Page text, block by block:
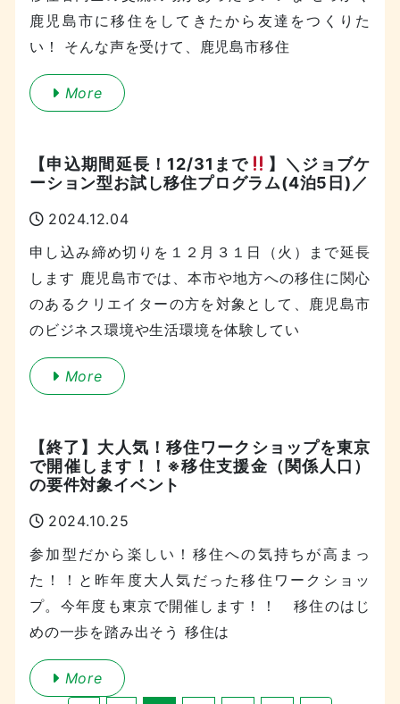
鹿児島市に移住をしてきたから友達をつくりた
い！ そんな声を受けて、鹿児島市移住
More
【申込期間延長！12/31まで
】＼ジョブケ
ーション型お試し移住プログラム(4泊5日)／
2024.12.04
申し込み締め切りを１２月３１日（火）まで延長
します 鹿児島市では、本市や地方への移住に関心
のあるクリエイターの方を対象として、鹿児島市
のビジネス環境や生活環境を体験してい
More
【終了】大人気！移住ワークショップを東京
で開催します！！※移住支援金（関係人口）
の要件対象イベント
2024.10.25
参加型だから楽しい！移住への気持ちが高まっ
た！！と昨年度大人気だった移住ワークショッ
プ。今年度も東京で開催します！！ 移住のはじ
めの一歩を踏み出そう 移住は
More